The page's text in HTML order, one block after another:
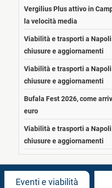
Vergilius Plus attivo in
la velocità media
Viabilità e trasporti a
chiusure e aggiornamenti
Viabilità e trasporti a
chiusure e aggiornamenti
Bufala Fest 2026, come
euro
Viabilità e trasporti a
chiusure e aggiornamenti
Eventi e viabilità